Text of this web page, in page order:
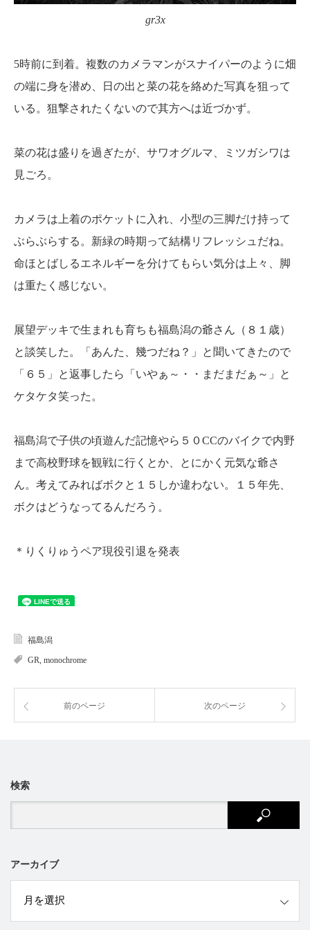
gr3x
5時前に到着。複数のカメラマンがスナイパーのように畑
の端に身を潜め、日の出と菜の花を絡めた写真を狙って
いる。狙撃されたくないので其方へは近づかず。
菜の花は盛りを過ぎたが、サワオグルマ、ミツガシワは
見ごろ。
カメラは上着のポケットに入れ、小型の三脚だけ持って
ぶらぶらする。新緑の時期って結構リフレッシュだね。
命ほとばしるエネルギーを分けてもらい気分は上々、脚
は重たく感じない。
展望デッキで生まれも育ちも福島潟の爺さん（８１歳）
と談笑した。「あんた、幾つだね？」と聞いてきたので
「６５」と返事したら「いやぁ～・・まだまだぁ～」と
ケタケタ笑った。
福島潟で子供の頃遊んだ記憶やら５０CCのバイクで内野
まで高校野球を観戦に行くとか、とにかく元気な爺さ
ん。考えてみればボクと１５しか違わない。１５年先、
ボクはどうなってるんだろう。
＊りくりゅうペア現役引退を発表
福島潟
GR monochrome
前のページ 次のページ
検索
アーカイブ